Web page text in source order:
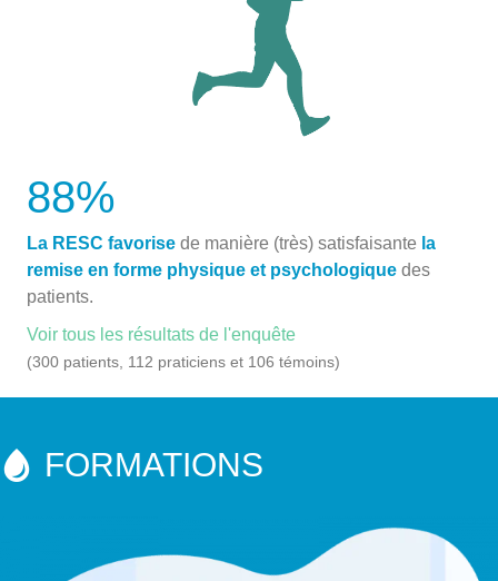
88%
La RESC favorise de manière (très) satisfaisante la
remise en forme physique et psychologique des
patients.
Voir tous les résultats de l'enquête
(300 patients, 112 praticiens et 106 témoins)
FORMATIONS